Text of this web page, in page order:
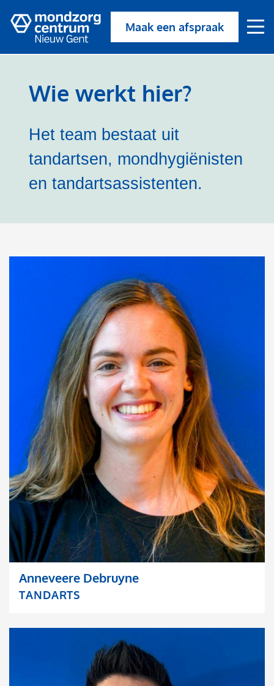
Maak een afspraak
Wie werkt hier?
Het team bestaat uit
tandartsen, mondhygiënisten
en tandartsassistenten.
Anneveere Debruyne
TANDARTS